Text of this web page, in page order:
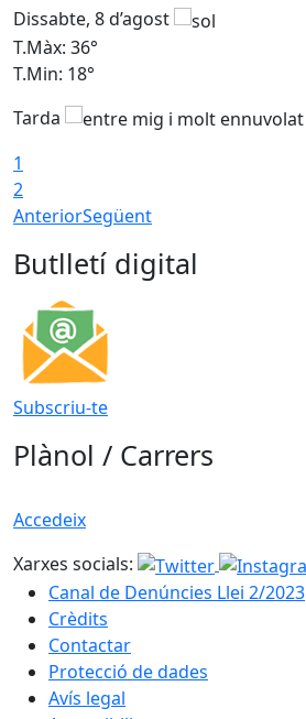
Dissabte, 8 d’agost
T.Màx: 36°
T.Min: 18°
Tarda
1
2
AnteriorSegüent
Butlletí digital
Subscriu-te
Plànol / Carrers
Accedeix
Xarxes socials:
Canal de Denúncies Llei 2/2023
Crèdits
Contactar
Protecció de dades
Avís legal